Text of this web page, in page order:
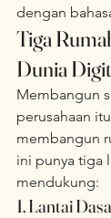
dengan
Tiga
Dunia
Membangun
perusahaan
membangun
ini punya tiga
mendukung:
1. Lantai